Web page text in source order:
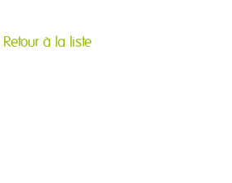
Retour à la liste